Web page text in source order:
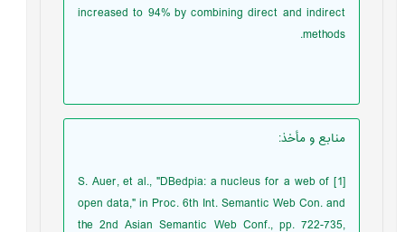
increased to 94% by combining direct and indirect
methods.
منابع و مأخذ:
[1] S. Auer, et al., "DBedpia: a nucleus for a web of
open data," in Proc. 6th Int. Semantic Web Con. and
the 2nd Asian Semantic Web Conf., pp. 722-735,